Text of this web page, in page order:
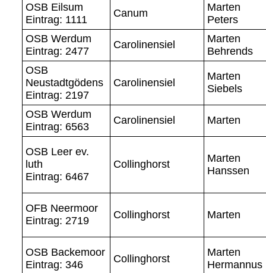
OSB Eilsum
Eintrag: 1111
Canum
Marten
Peters
OSB Werdum
Eintrag: 2477
Carolinensiel
Marten
Behrends
OSB
Neustadtgödens
Eintrag: 2197
Carolinensiel
Marten
Siebels
OSB Werdum
Eintrag: 6563
Carolinensiel Marten
OSB Leer ev.
luth
Eintrag: 6467
Collinghorst
Marten
Hanssen
OFB Neermoor
Eintrag: 2719
Collinghorst Marten
OSB Backemoor
Eintrag: 346
Collinghorst
Marten
Hermannus